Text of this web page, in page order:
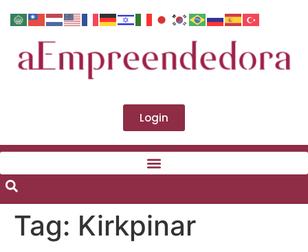
Login
Tag: Kirkpinar